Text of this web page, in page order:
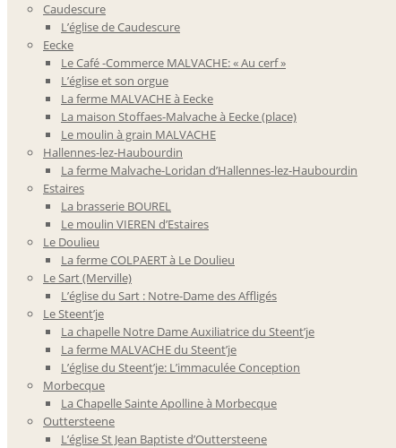
Caudescure
L’église de Caudescure
Eecke
Le Café -Commerce MALVACHE: « Au cerf »
L’église et son orgue
La ferme MALVACHE à Eecke
La maison Stoffaes-Malvache à Eecke (place)
Le moulin à grain MALVACHE
Hallennes-lez-Haubourdin
La ferme Malvache-Loridan d’Hallennes-lez-Haubourdin
Estaires
La brasserie BOUREL
Le moulin VIEREN d’Estaires
Le Doulieu
La ferme COLPAERT à Le Doulieu
Le Sart (Merville)
L’église du Sart : Notre-Dame des Affligés
Le Steent’je
La chapelle Notre Dame Auxiliatrice du Steent’je
La ferme MALVACHE du Steent’je
L’église du Steent’je: L’immaculée Conception
Morbecque
La Chapelle Sainte Apolline à Morbecque
Outtersteene
L’église St Jean Baptiste d’Outtersteene